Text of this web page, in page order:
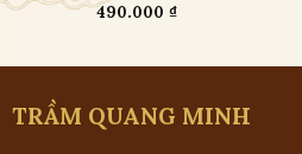
490.000 ₫
TRẦM QUANG MINH